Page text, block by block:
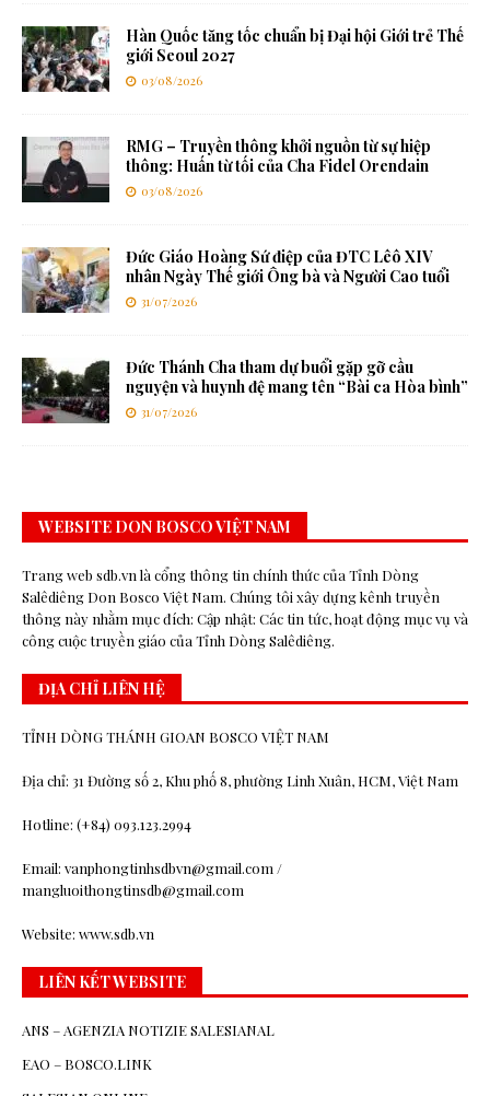
Hàn Quốc tăng tốc chuẩn bị Đại hội Giới trẻ Thế
giới Seoul 2027
03/08/2026
RMG – Truyền thông khởi nguồn từ sự hiệp
thông: Huấn từ tối của Cha Fidel Orendain
03/08/2026
Đức Giáo Hoàng Sứ điệp của ĐTC Lêô XIV
nhân Ngày Thế giới Ông bà và Người Cao tuổi
31/07/2026
Đức Thánh Cha tham dự buổi gặp gỡ cầu
nguyện và huynh đệ mang tên “Bài ca Hòa bình”
31/07/2026
WEBSITE DON BOSCO VIỆT NAM
Trang web sdb.vn là cổng thông tin chính thức của Tỉnh Dòng
Salêdiêng Don Bosco Việt Nam. Chúng tôi xây dựng kênh truyền
thông này nhằm mục đích: Cập nhật: Các tin tức, hoạt động mục vụ và
công cuộc truyền giáo của Tỉnh Dòng Salêdiêng.
ĐỊA CHỈ LIÊN HỆ
TỈNH DÒNG THÁNH GIOAN BOSCO VIỆT NAM
Địa chỉ: 31 Đường số 2, Khu phố 8, phường Linh Xuân, HCM, Việt Nam
Hotline: (+84) 093.123.2994
Email: vanphongtinhsdbvn@gmail.com /
mangluoithongtinsdb@gmail.com
Website: www.sdb.vn
LIÊN KẾT WEBSITE
ANS – AGENZIA NOTIZIE SALESIANAL
EAO – BOSCO.LINK